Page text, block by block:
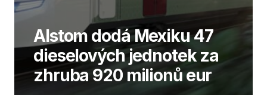
Alstom dodá Mexiku 47
dieselových jednotek za
zhruba 920 milionů eur